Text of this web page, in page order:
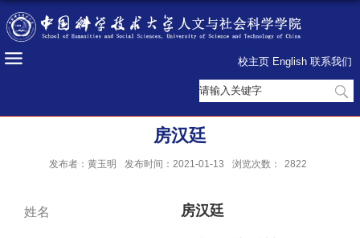
校主页 English 联系我们
房汉廷
发布者：黄玉明 发布时间：2021-01-13 浏览次数： 2822
姓名 房汉廷